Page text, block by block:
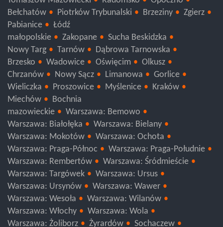
Wieluń
Sieradz Poddębice Pajęczno
Łask
Tomaszów Mazowiecki
Radomsko
Opoczno
Bełchatów
Piotrków Trybunalski
Pabianice
Łódź
małopolskie
Zakopane
Sucha Beskidzka
Nowy Targ
Tarnów
Dąbrowa Tarnowska
Brzesko
Wadowice Oświęcim
Olkusz
Chrzanów
Nowy Sącz Limanowa
Gorlice
Wieliczka
Proszowice
Miechów
Bochnia
mazowieckie
Warszawa: Bemowo
Warszawa: Białołęka
Warszawa: Bielany
Warszawa: Mokotów
Warszawa: Ochota
Warszawa: Praga-Północ
Warszawa: Praga-Południe
Warszawa: Rembertów
Warszawa: Śródmieście
Warszawa: Targówek
Warszawa: Ursus
Warszawa: Ursynów
Warszawa: Wawer
Warszawa: Wesoła
Warszawa: Wilanów